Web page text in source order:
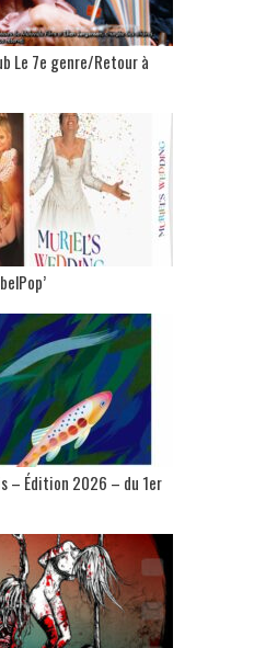
Le 7e genre/Retour à
– Édition 2026 – du 1er